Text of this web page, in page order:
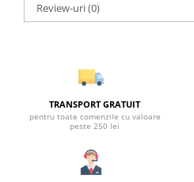
Review-uri(0)
TRANSPORT GRATUIT
pentru toate comenzile cu valoare
peste 250 lei